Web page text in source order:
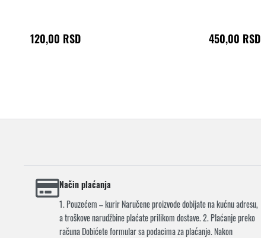
120,00 RSD 450,00 RSD
Način plaćanja
1. Pouzećem – kurir Naručene proizvode dobijate na kućnu adresu,
a troškove narudžbine plaćate prilikom dostave. 2. Plaćanje preko
računa Dobićete formular sa podacima za plaćanje. Nakon